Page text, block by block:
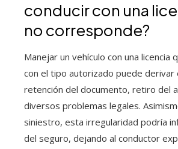
conducir con una
no corresponde?
Manejar un vehículo con una licencia
con el tipo autorizado puede derivar
retención del documento, retiro del
diversos problemas legales.
siniestro, esta irregularidad podría
del seguro, dejando al conductor